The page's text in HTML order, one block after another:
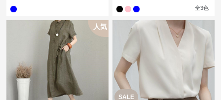
全3色
人気
SALE